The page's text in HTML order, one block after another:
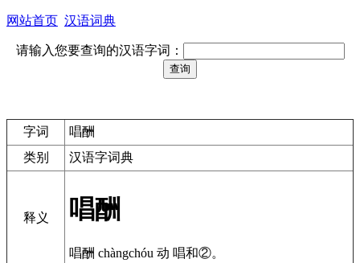
网站首页 汉语词典
请输入您要查询的汉语字词：
字词
唱酬
类别
汉语字词典
释义 唱酬
唱酬 chàngchóu 动 唱和②。